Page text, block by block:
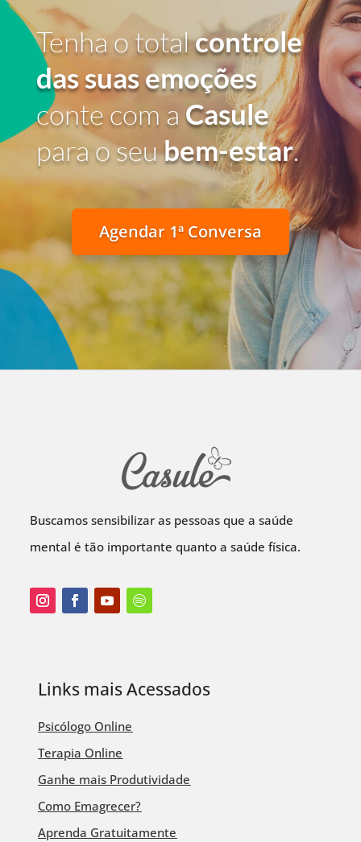
Tenha o totalcontrole
das suas emoções
conte com a Casule
para o seubem-estar.
Agendar 1ª Conversa
Buscamos sensibilizar as pessoas que a saúde
mental é tão importante quanto a saúde física.
Links mais Acessados
Psicólogo Online
Terapia Online
Ganhe mais Produtividade
Como Emagrecer?
Aprenda Gratuitamente